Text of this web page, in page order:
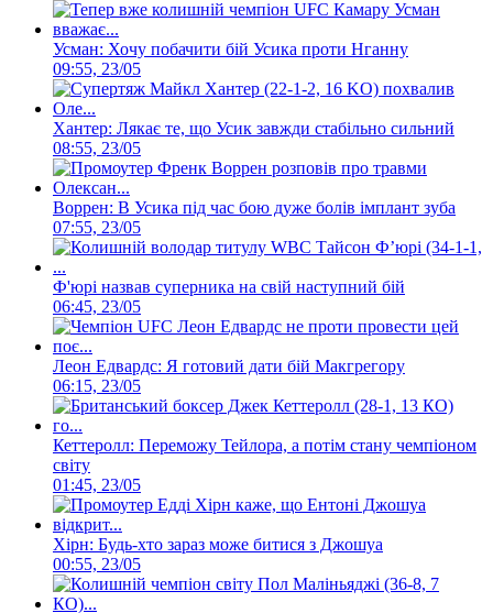
Усман: Хочу побачити бій Усика проти Нганну
09:55, 23/05
Хантер: Лякає те, що Усик завжди стабільно сильний
08:55, 23/05
Воррен: В Усика під час бою дуже болів імплант зуба
07:55, 23/05
Ф'юрі назвав суперника на свій наступний бій
06:45, 23/05
Леон Едвардс: Я готовий дати бій Макгрегору
06:15, 23/05
Кеттеролл: Переможу Тейлора, а потім стану чемпіоном
світу
01:45, 23/05
Хірн: Будь-хто зараз може битися з Джошуа
00:55, 23/05